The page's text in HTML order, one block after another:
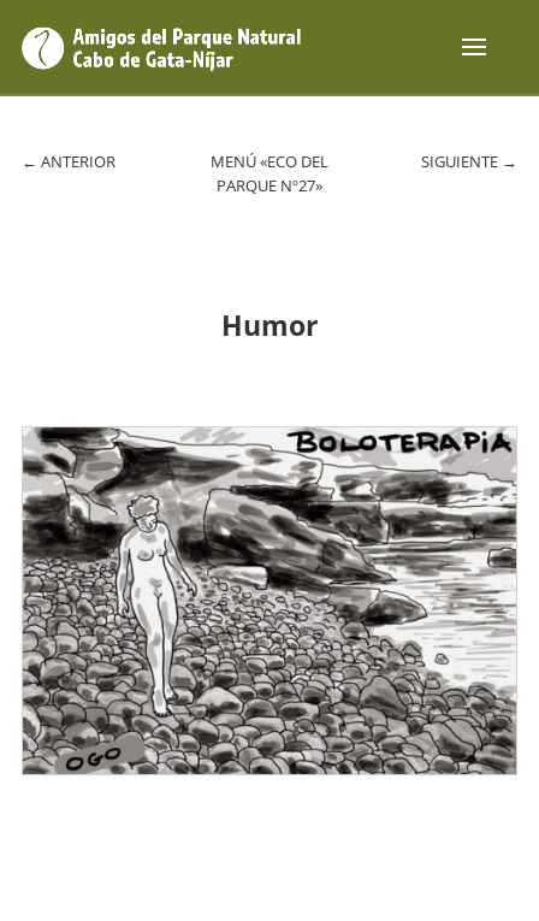
← ANTERIOR
MENÚ «ECO DEL
PARQUE Nº27»
SIGUIENTE →
Humor